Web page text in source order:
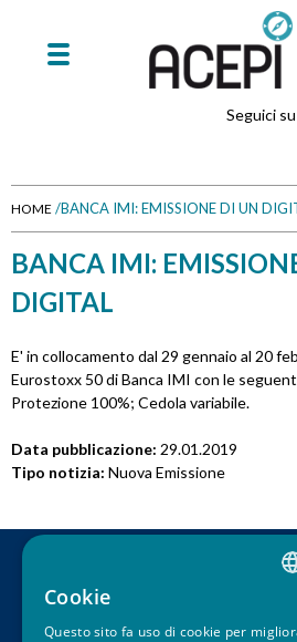
Seguici su
u
e
q
u
HOME /BANCA IMI: EMISSIONE DI UN
BANCA IMI:
DIGITAL
E' in collocamento dal 29 gennaio al 20
Eurostoxx 50 di Banca IMI con le
Protezione 100%; Cedola variabile.
Data pubblicazione: 29.01.2019
Tipo notizia: Nuova Emissione
PRIVACY
Cookie
Questo sito fa uso di cookie per